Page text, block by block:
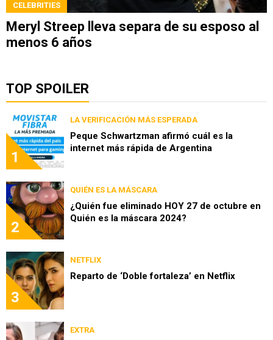
CELEBRITIES
Meryl Streep lleva separa de su esposo al
menos 6 años
TOP SPOILER
1
LA VERIFICACIÓN MÁS ESPERADA
Peque Schwartzman afirmó cuál es la
internet más rápida de Argentina
2
QUIÉN ES LA MÁSCARA
¿Quién fue eliminado HOY 27 de octubre en
Quién es la máscara 2024?
3
NETFLIX
Reparto de ‘Doble fortaleza’ en Netflix
EXTRA